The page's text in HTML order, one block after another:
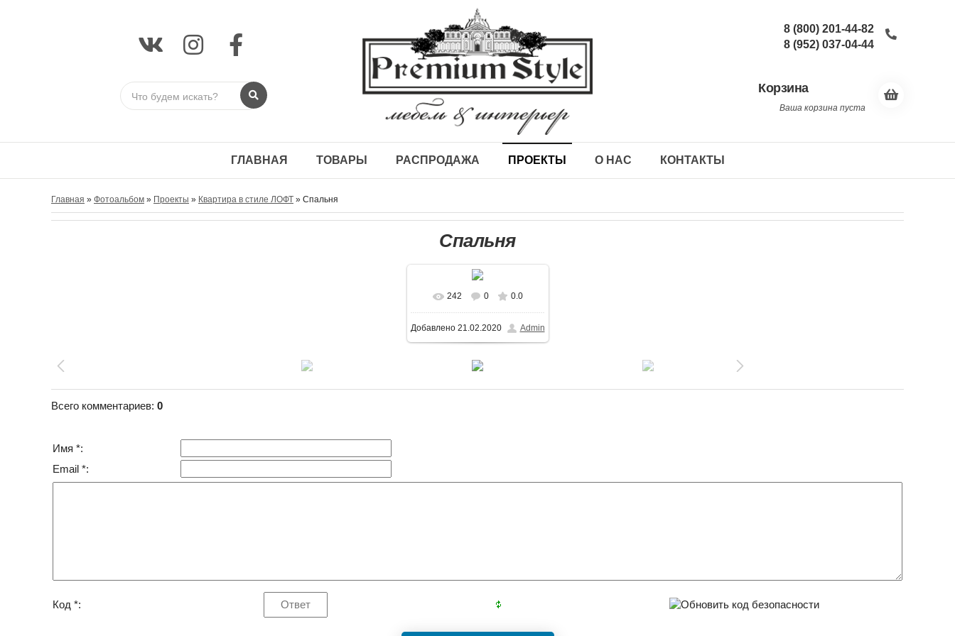
8 (800) 201-44-82
8 (952) 037-04-44
Корзина
Ваша корзина пуста
ГЛАВНАЯ ТОВАРЫ РАСПРОДАЖА ПРОЕКТЫ О НАС КОНТАКТЫ
Главная » Фотоальбом » Проекты » Квартира в стиле ЛОФТ » Спальня
Спальня
В реальном размере
1500x1001/ 1010.4Kb
242 0 0.0
Добавлено21.02.2020 Admin
Всего комментариев: 0
Имя *:
Email *:
Код *: